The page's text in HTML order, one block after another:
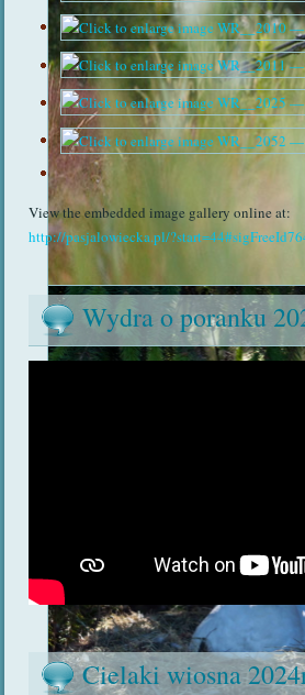
View the embedded image gallery online at:
http://pasjalowiecka.pl/
Wydra o poranku
Cielaki wiosna